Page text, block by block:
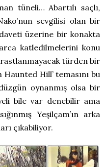
tüneli… Abartılı saçlı,
sevgilisi olan bir
daveti üzerine bir konakta
katledilmelerini konu
türden bir
Haunted Hill’ temasını bu
oynanmış olsa bir
bile var denebilir ama
Yeşilçam’ın arka
çıkabiliyor.